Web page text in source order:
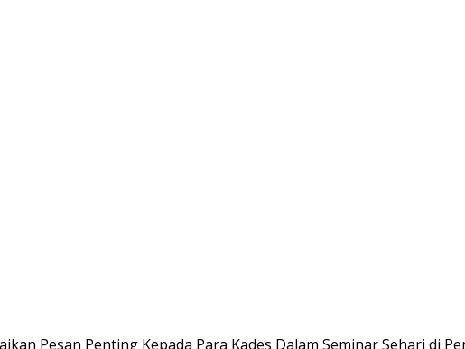
Pesan Penting Kepada Para Kades Dalam Seminar Sehari di